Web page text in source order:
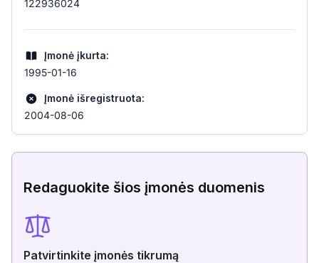
122936024
Įmonė įkurta:
1995-01-16
Įmonė išregistruota:
2004-08-06
Redaguokite šios įmonės duomenis
Patvirtinkite įmonės tikrumą